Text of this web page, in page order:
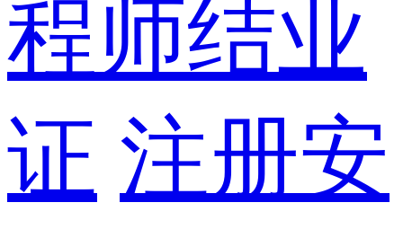
程师结业
证 注册安